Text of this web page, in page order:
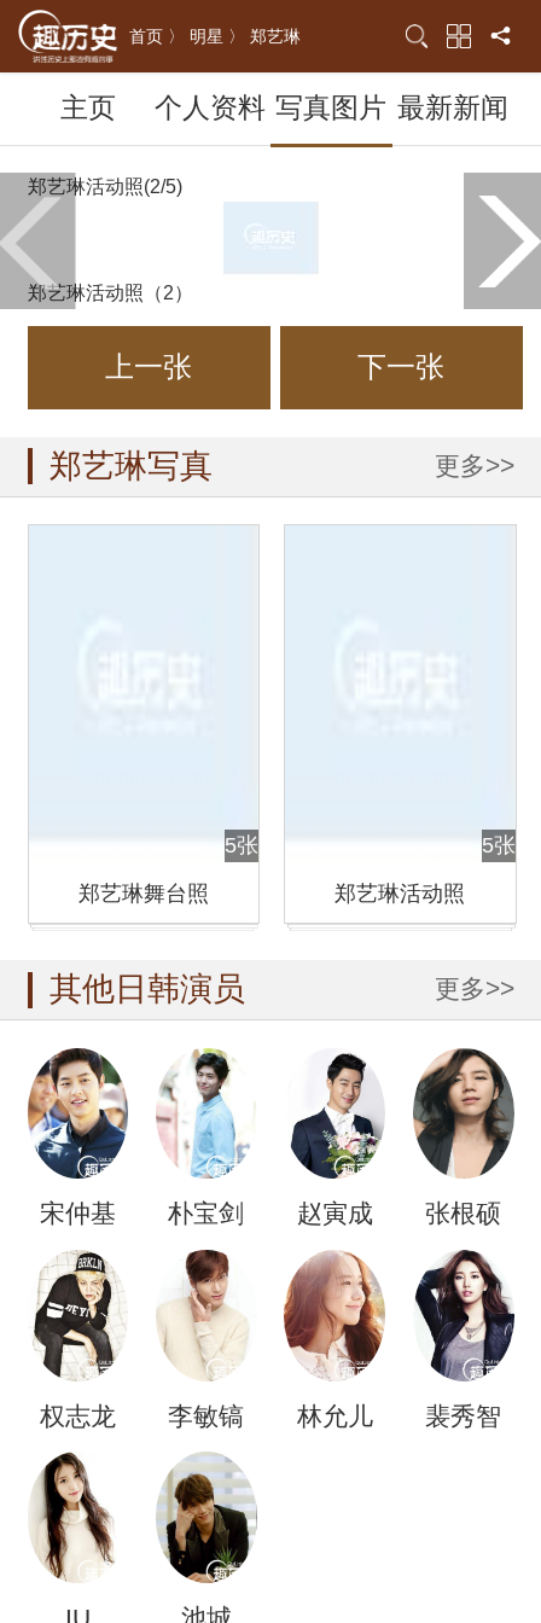
首页 〉 明星 〉 郑艺琳
主页 个人资料 写真图片 最新新闻
郑艺琳活动照(2/5)
郑艺琳活动照（2）
上一张 下一张
郑艺琳写真 更多>>
5张
郑艺琳舞台照
5张
郑艺琳活动照
其他日韩演员 更多>>
宋仲基 朴宝剑 赵寅成 张根硕
权志龙 李敏镐 林允儿 裴秀智
IU 池城